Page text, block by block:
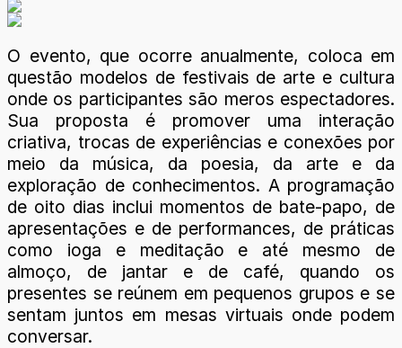
O evento, que ocorre anualmente, coloca em
questão modelos de festivais de arte e cultura
onde os participantes são meros espectadores.
Sua proposta é promover uma interação
criativa, trocas de experiências e conexões por
meio da música, da poesia, da arte e da
exploração de conhecimentos. A programação
de oito dias inclui momentos de bate-papo, de
apresentações e de performances, de práticas
como ioga e meditação e até mesmo de
almoço, de jantar e de café, quando os
presentes se reúnem em pequenos grupos e se
sentam juntos em mesas virtuais onde podem
conversar.